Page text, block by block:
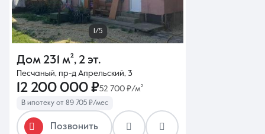
1/5
Дом 231 м², 2 эт.
Песчаный, пр-д Апрельский, 3
12 200 000 ₽52 700 ₽/м²
В ипотеку от 89 705 ₽/мес
Позвонить